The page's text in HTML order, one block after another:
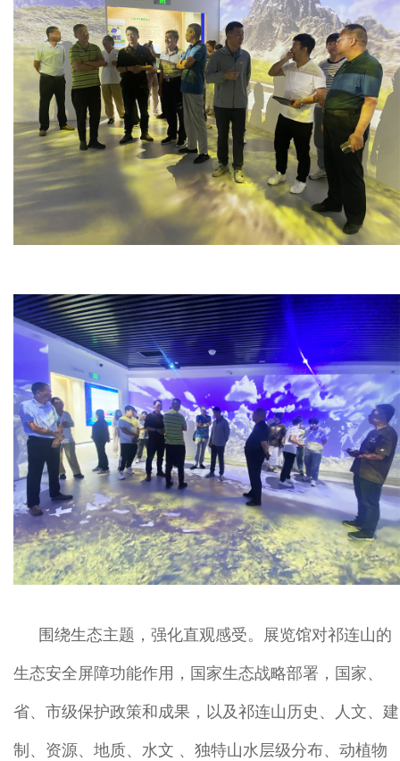
围绕生态主题，强化直观感受。展览馆对祁连山的
生态安全屏障功能作用，国家生态战略部署，国家、
省、市级保护政策和成果，以及祁连山历史、人文、建
制、资源、地质、水文 、独特山水层级分布、动植物